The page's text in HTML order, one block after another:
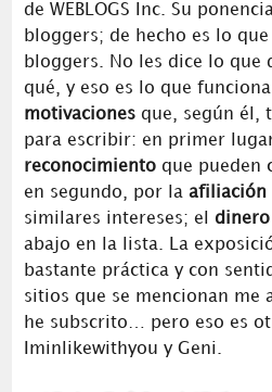
de WEBLOGS Inc. Su
bloggers; de hecho es lo
bloggers. No les dice lo que
qué, y eso es lo que
motivacionesque, según él,
para escribir: en primer
reconocimiento que pueden
en segundo, por la afiliación
similares intereses; el dinero
abajo en la lista. La
bastante práctica y con
sitios que se mencionan me
he subscrito… pero eso es
Iminlikewithyou y Geni.